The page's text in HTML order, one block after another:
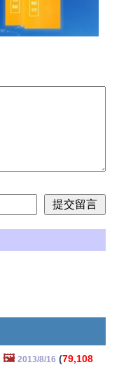
🖼️ 2013/8/16 (79,108